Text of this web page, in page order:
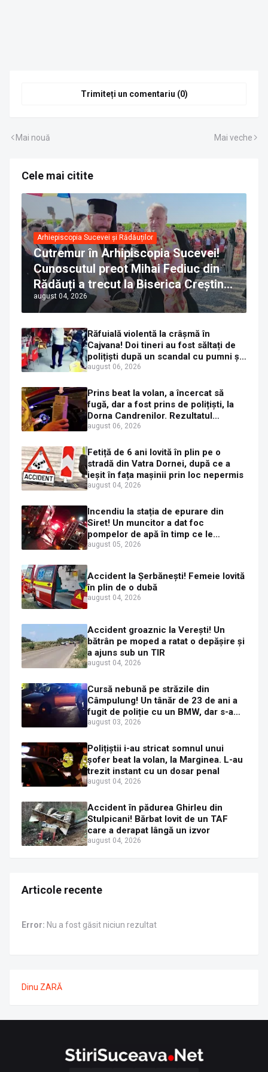
Trimiteți un comentariu (0)
Mai nouă Mai veche
Cele mai citite
Arhiepiscopia Sucevei și Rădăuților
Cutremur în Arhipiscopia Sucevei!
Cunoscutul preot Mihai Fediuc din
Rădăuți a trecut la Biserica Creștină
Ortodoxă Valahă. ÎPS Calinic anunță
că îi pregătește judecata canonică
august 04, 2026
Răfuială violentă la crâșmă în
Cajvana! Doi tineri au fost săltați de
polițiști după un scandal cu pumni și
mașini distruse
august 06, 2026
Prins beat la volan, a încercat să
fugă, dar a fost prins de polițiști, la
Dorna Candrenilor. Rezultatul
etilotestului: 1,59 mg/l alcool pur în
august 06, 2026
Fetiță de 6 ani lovită în plin pe o
stradă din Vatra Dornei, după ce a
ieșit în fața mașinii prin loc nepermis
august 04, 2026
Incendiu la stația de epurare din
Siret! Un muncitor a dat foc
pompelor de apă în timp ce le
alimenta cu combustibil
august 05, 2026
Accident la Șerbănești! Femeie lovită
în plin de o dubă
august 04, 2026
Accident groaznic la Verești! Un
bătrân pe moped a ratat o depășire și
a ajuns sub un TIR
august 04, 2026
Cursă nebună pe străzile din
Câmpulung! Un tânăr de 23 de ani a
fugit de poliție cu un BMW, dar s-a
oprit într-un gard de pe strada
august 03, 2026
Polițiștii i-au stricat somnul unui
șofer beat la volan, la Marginea. L-au
trezit instant cu un dosar penal
august 04, 2026
Accident în pădurea Ghirleu din
Stulpicani! Bărbat lovit de un TAF
care a derapat lângă un izvor
august 04, 2026
Articole recente
Error: Nu a fost găsit niciun rezultat
Dinu ZARĂ